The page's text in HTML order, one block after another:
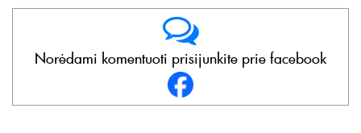
Norėdami komentuoti prisijunkite prie facebook